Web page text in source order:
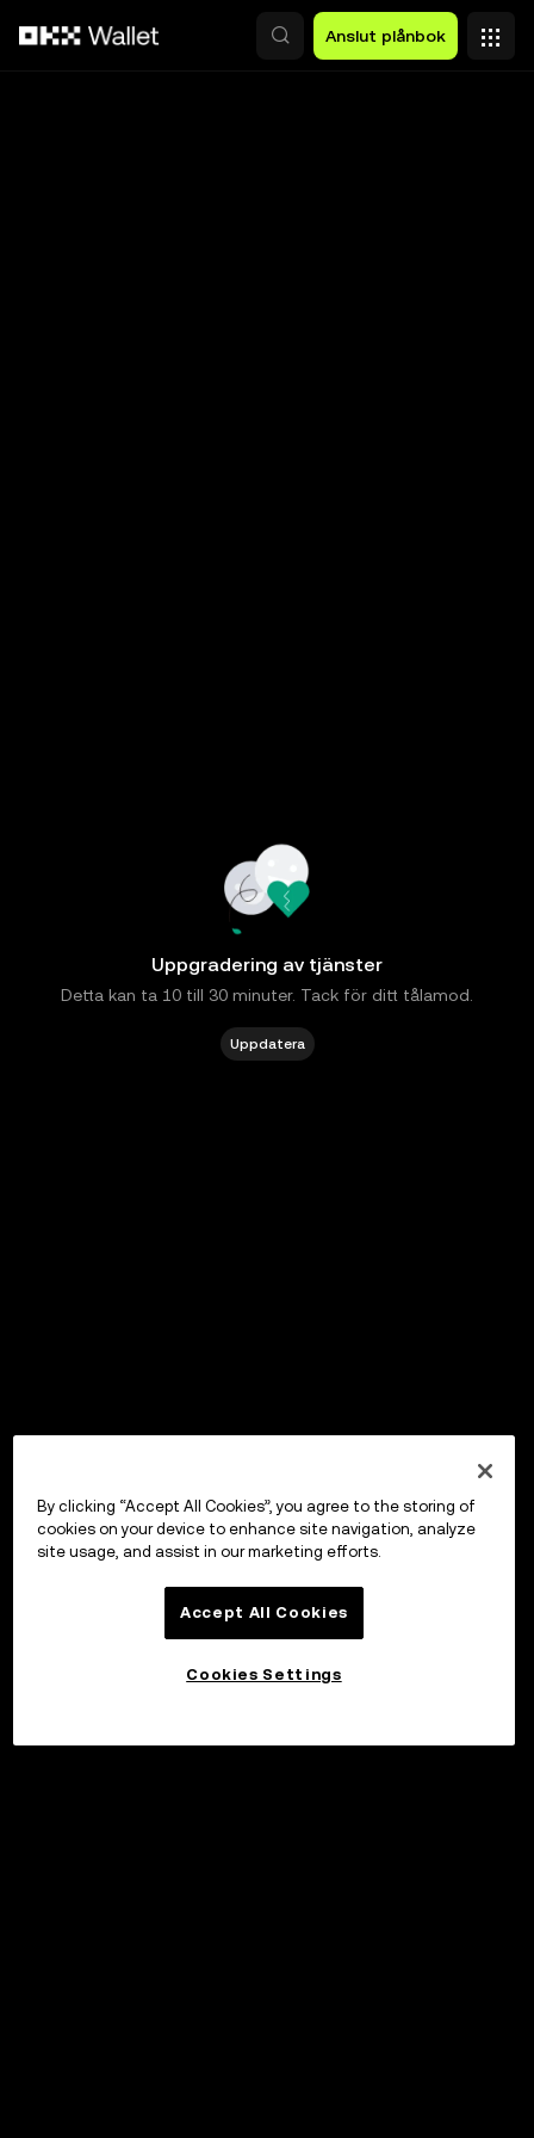
Anslut plånbok
Uppgradering av tjänster
Detta kan ta 10 till 30 minuter. Tack för ditt tålamod.
Uppdatera
By clicking “Accept All Cookies”, you agree to the storing of
cookies on your device to enhance site navigation, analyze
site usage, and assist in our marketing efforts.
Accept All Cookies
Cookies Settings